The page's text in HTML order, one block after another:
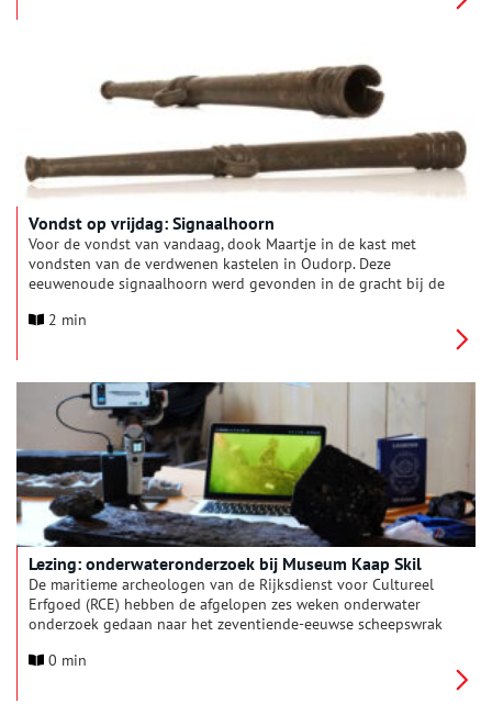
Vondst op vrijdag: Signaalhoorn
Voor de vondst van vandaag, dook Maartje in de kast met
vondsten van de verdwenen kastelen in Oudorp. Deze
eeuwenoude signaalhoorn werd gevonden in de gracht bij de
2 min
Lezing: onderwateronderzoek bij Museum Kaap Skil
De maritieme archeologen van de Rijksdienst voor Cultureel
Erfgoed (RCE) hebben de afgelopen zes weken onderwater
onderzoek gedaan naar het zeventiende-eeuwse scheepswrak
vertellen bij Museum Kaap Skil op Texel.
0 min